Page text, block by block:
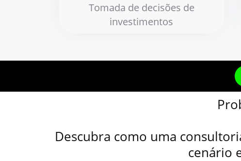
Tomada de decisões de
investimentos
Descubra como uma
cenário